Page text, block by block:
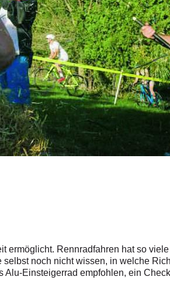
Rennradfahren hat so
noch nicht wissen, in welche
Einsteigerrad empfohlen, ein